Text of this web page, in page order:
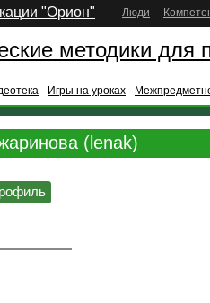
"Орион" Люди
методики для
Игры на уроках
(lenak)